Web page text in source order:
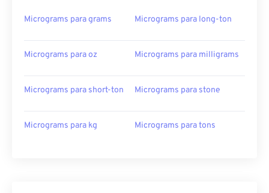
Micrograms para grams Micrograms para long-ton
Micrograms para oz Micrograms para milligrams
Micrograms para short-ton Micrograms para stone
Micrograms para kg Micrograms para tons